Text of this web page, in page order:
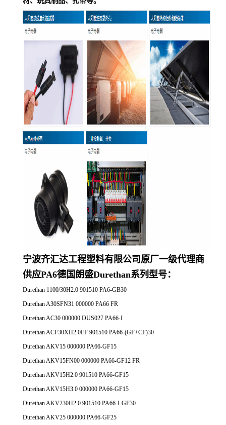
宁波齐汇达工程塑料有限公司原厂一级代理商
供应PA6德国朗盛Durethan系列型号：
Durethan 1100/30H2.0 901510 PA6-GB30
Durethan A30SFN31 000000 PA66 FR
Durethan AC30 000000 DUS027 PA66-I
Durethan ACF30XH2.0EF 901510 PA66-(GF+CF)30
Durethan AKV15 000000 PA66-GF15
Durethan AKV15FN00 000000 PA66-GF12 FR
Durethan AKV15H2.0 901510 PA66-GF15
Durethan AKV15H3.0 000000 PA66-GF15
Durethan AKV230H2.0 901510 PA66-I-GF30
Durethan AKV25 000000 PA66-GF25